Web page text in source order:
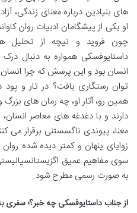
های بنیادین درباره معنای زندگی،
او یکی از پیشگامان ادبیات روان
چون فروید و نیچه از تحلیل
داستایوفسکی همواره به دنبال
انسان بود و این پرسش که چرا
توان رستگاری یافت؟ در تار و
همین رو، آثار او، چه رمان های
دارند و با دغدغه های معاصر
معنا، پیوندی ناگسستنی برقرار می
زوایای پنهان و کمتر دیده شده
سوی مفاهیم عمیق
به صورت رسمی مطرح شود.
از جناب داستایوفسکی چه خبر؟؛ سفری